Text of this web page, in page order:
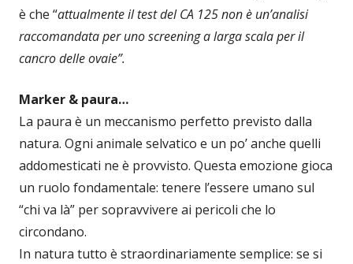
è che “attualmente il test del CA 125 non è un’analisi
raccomandata per uno screening a larga scala per il
cancro delle ovaie”.
Marker & paura…
La paura è un meccanismo perfetto previsto dalla
natura. Ogni animale selvatico e un po’ anche quelli
addomesticati ne è provvisto. Questa emozione gioca
un ruolo fondamentale: tenere l’essere umano sul
“chi va là” per sopravvivere ai pericoli che lo
circondano.
In natura tutto è straordinariamente semplice: se si